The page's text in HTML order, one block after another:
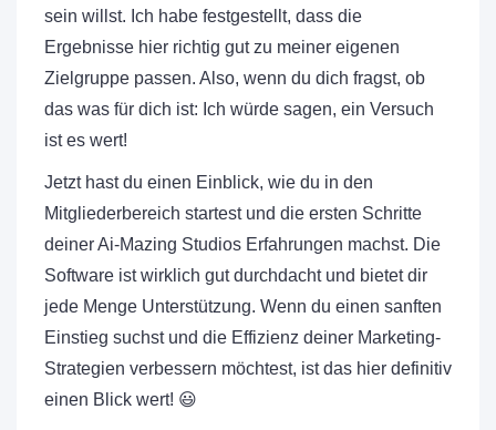
sein willst. Ich habe festgestellt, dass die
Ergebnisse hier richtig gut zu meiner eigenen
Zielgruppe passen. Also, wenn du dich fragst, ob
das was für dich ist: Ich würde sagen, ein Versuch
ist es wert!
Jetzt hast du einen Einblick, wie du in den
Mitgliederbereich startest und die ersten Schritte
deiner Ai-Mazing Studios Erfahrungen machst. Die
Software ist wirklich gut durchdacht und bietet dir
jede Menge Unterstützung. Wenn du einen sanften
Einstieg suchst und die Effizienz deiner Marketing-
Strategien verbessern möchtest, ist das hier definitiv
einen Blick wert! 😃